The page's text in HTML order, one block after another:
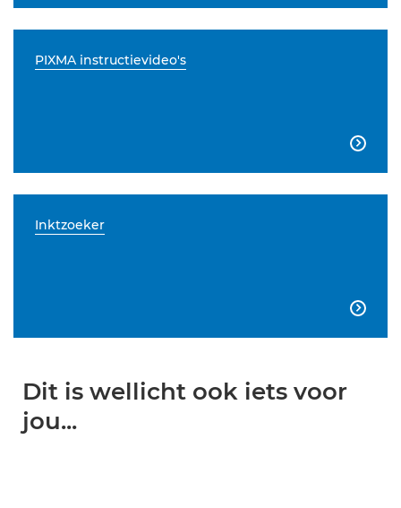
PIXMA instructievideo's

Inktzoeker

Dit is wellicht ook iets voor
jou...